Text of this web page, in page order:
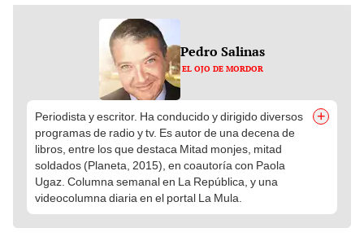
Pedro Salinas
EL OJO DE MORDOR
Periodista y escritor. Ha conducido y dirigido diversos
programas de radio y tv. Es autor de una decena de
libros, entre los que destaca Mitad monjes, mitad
soldados (Planeta, 2015), en coautoría con Paola
Ugaz. Columna semanal en La República, y una
videocolumna diaria en el portal La Mula.
+